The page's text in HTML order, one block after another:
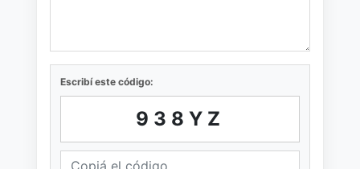
Escribí este código:
938YZ